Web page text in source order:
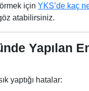
için YKS’de kaç
atabilirsiniz.
Yapılan
yaptığı hatalar: